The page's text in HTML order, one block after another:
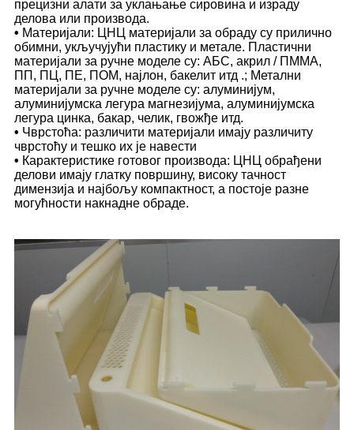
прецизни алати за уклањање сировина и израду
делова или производа.
• Материјали: ЦНЦ материјали за обраду су прилично
обимни, укључујући пластику и метале. Пластични
материјали за ручне моделе су: АБС, акрил / ПММА,
ПП, ПЦ, ПЕ, ПОМ, најлон, бакелит итд .; Метални
материјали за ручне моделе су: алуминијум,
алуминијумска легура магнезијума, алуминијумска
легура цинка, бакар, челик, гвожђе итд.
• Чврстоћа: различити материјали имају различиту
чврстоћу и тешко их је навести
• Карактеристике готовог производа: ЦНЦ обрађени
делови имају глатку површину, високу тачност
димензија и најбољу компактност, а постоје разне
могућности накнадне обраде.